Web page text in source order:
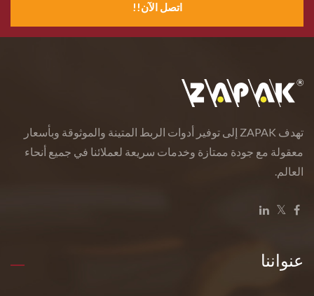
اتصل الآن!!
تهدف ZAPAK إلى توفير أدوات الربط المتينة والموثوقة وبأسعار
معقولة مع جودة ممتازة وخدمات سريعة لعملائنا في جميع أنحاء
العالم.
عنواننا